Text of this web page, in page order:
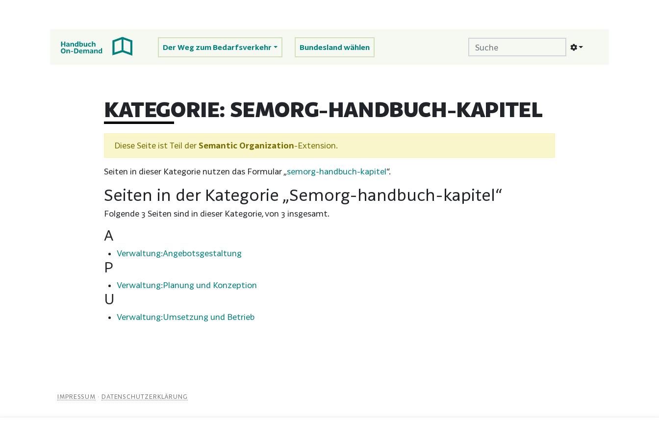
Der Weg zum Bedarfsverkehr Bundesland wählen
KATEGORIE: SEMORG-HANDBUCH-KAPITEL
Diese Seite ist Teil der Semantic Organization-Extension.
Seiten in dieser Kategorie nutzen das Formular „semorg-handbuch-kapitel“.
Seiten in der Kategorie „Semorg-handbuch-kapitel“
Folgende 3 Seiten sind in dieser Kategorie, von 3 insgesamt.
A
Verwaltung:Angebotsgestaltung
P
Verwaltung:Planung und Konzeption
U
Verwaltung:Umsetzung und Betrieb
IMPRESSUM · DATENSCHUTZERKLÄRUNG